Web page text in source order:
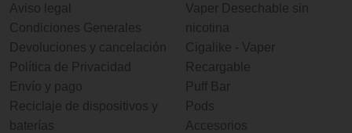
Aviso legal
Condiciones Generales
Devoluciones y cancelación
Política de Privacidad
Envío y pago
Reciclaje de dispositivos y
baterías
Vaper Desechable sin
nicotina
Cigalike - Vaper
Recargable
Puff Bar
Pods
Accesorios